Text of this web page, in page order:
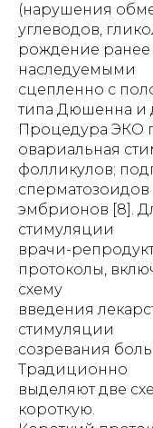
(нарушения
углеводов,
рождение ранее
наследуемыми
сцепленно с
типа Дюшенна и
Процедура ЭКО
овариальная
фолликулов;
эмбрионов [8].
стимуляции
врачи-
протоколы,
схему
введения
стимуляции
созревания
Традиционно
выделяют две
короткую.